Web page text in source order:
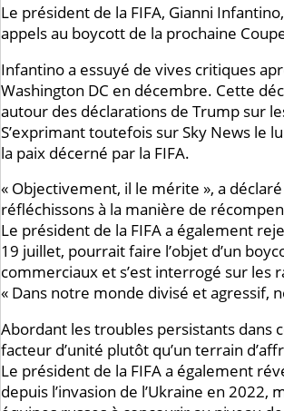
Le président de la FIFA, Gianni
appels au boycott de la prochaine
Infantino a essuyé de vives critiques
Washington DC en décembre. Cette
autour des déclarations de Trump sur
S’exprimant toutefois sur Sky News
la paix décerné par la FIFA.
« Objectivement, il le mérite », a
réfléchissons à la manière de
Le président de la FIFA a également
19 juillet, pourrait faire l’objet d’un
commerciaux et s’est interrogé sur
« Dans notre monde divisé et agressif,
Abordant les troubles persistants dans
facteur d’unité plutôt qu’un terrain
Le président de la FIFA a également
depuis l’invasion de l’Ukraine en